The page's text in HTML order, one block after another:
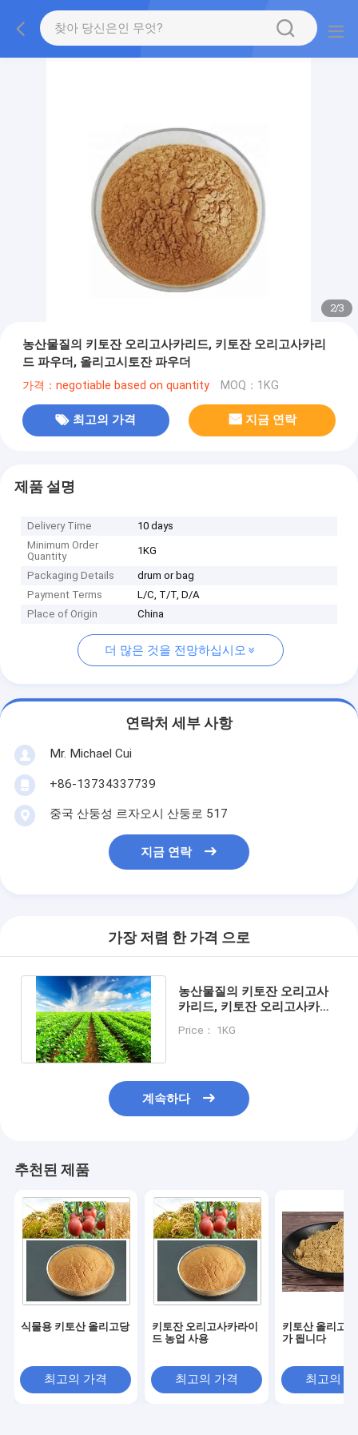
2/3
농산물질의 키토잔 오리고사카리드, 키토잔 오리고사카리
드 파우더, 올리고시토잔 파우더
가격：negotiable based on quantity MOQ：1KG
최고의 가격 지금 연락
제품 설명
Delivery Time
10 days
Minimum Order
Quantity
1KG
Packaging Details
drum or bag
Payment Terms
L/C, T/T, D/A
Place of Origin
China
더 많은 것을 전망하십시오
연락처 세부 사항
Mr. Michael Cui
+86-13734337739
중국 산둥성 르자오시 산둥로 517
지금 연락
가장 저렴 한 가격 으로
농산물질의 키토잔 오리고사
카리드, 키토잔 오리고사카리
더
Price： 1KG
계속하다
추천된 제품
식물용 키토산 올리고당
최고의 가격
키토잔 오리고사카라이
드 농업 사용
최고의 가격
키토산 올리고
가 됩니다
최고의